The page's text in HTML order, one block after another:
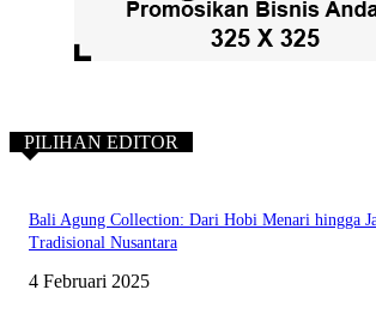
PILIHAN EDITOR
Bali Agung Collection: Dari Hobi Menari hingga
Tradisional Nusantara
4 Februari 2025